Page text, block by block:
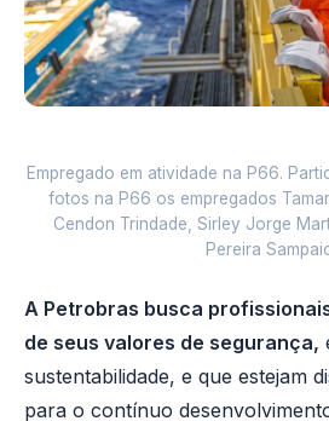
Empregado em atividade na P66.
fotos na P66 os empregados
Cendon Trindade, Sirley Jorge
Pereira
A Petrobras busca
de seus valores de segurança,
sustentabilidade, e que estejam
para o contínuo